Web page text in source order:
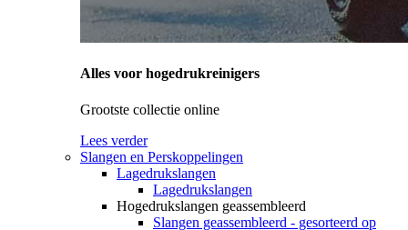
Alles voor hogedrukreinigers
Grootste collectie online
Lees verder
Slangen en Perskoppelingen
Lagedrukslangen
Lagedrukslangen
Hogedrukslangen geassembleerd
Slangen geassembleerd - gesorteerd op